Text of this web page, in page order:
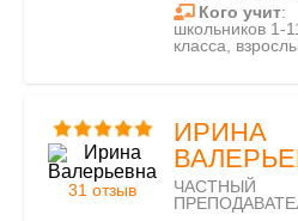
Кого учит:
школьников 1-
класса,
31 отзыв
ИРИНА
ЧАСТНЫЙ